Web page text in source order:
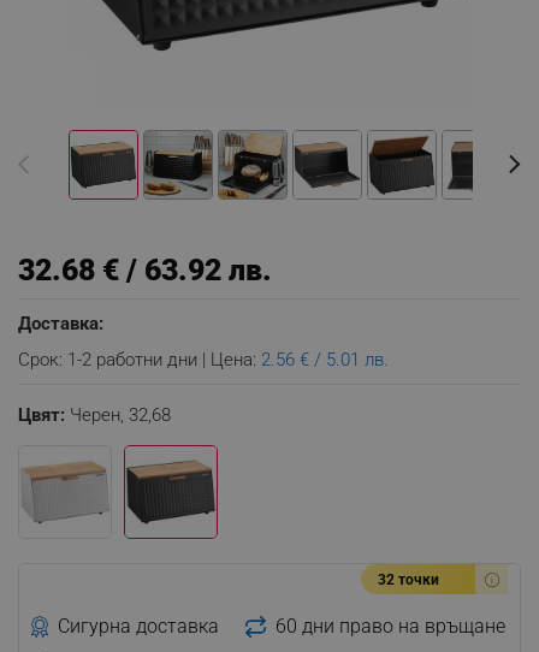
32.68 € / 63.92 лв.
Доставка:
Срок: 1-2 работни дни | Цена: 2.56 € / 5.01 лв.
Цвят: Черен, 32,68
32 точки
Сигурна доставка
60 дни право на връщане